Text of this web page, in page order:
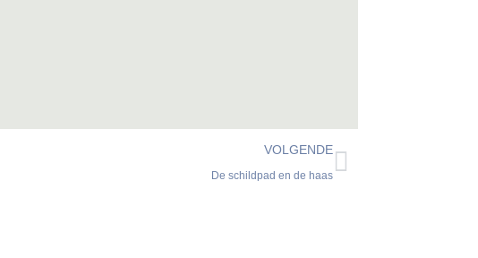
VOLGENDE
De schildpad en de haas